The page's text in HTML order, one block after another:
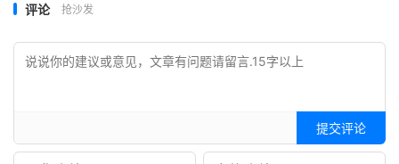
评论 抢沙发
提交评论